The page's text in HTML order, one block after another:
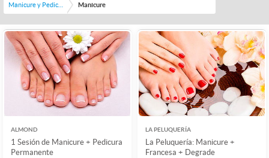
Manicure
ALMOND
1 Sesión de Manicure + Pedicura
Permanente
LA PELUQUERÍA
La Peluquería: Manicure +
Francesa + Degrade